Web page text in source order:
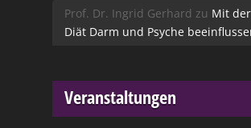
Prof. Dr. Ingrid Gerhard zu Mit
Diät Darm und Psyche
Veranstaltungen